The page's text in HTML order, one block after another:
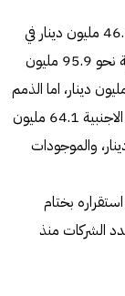
وبلغ اجمالي النقد المتاح لدى شركات الصرافة نحو 46.3 مليون دينار في
2023، فيما بلغت المطالب على المؤسسات المالية نحو 95.9 مليون
اما الاستثمارات المالية والعقارية فبلغت 9.8 مليون دينار، اما الذمم
المالية فبلغت 5.3 مليون دينار، وبلغت الموجودات الاجنبية 64.1 مليون
الاخرى فبلغت 41.5 مليون دينار، والموجودات
بختام
وهو نفس عدد الشركات منذ